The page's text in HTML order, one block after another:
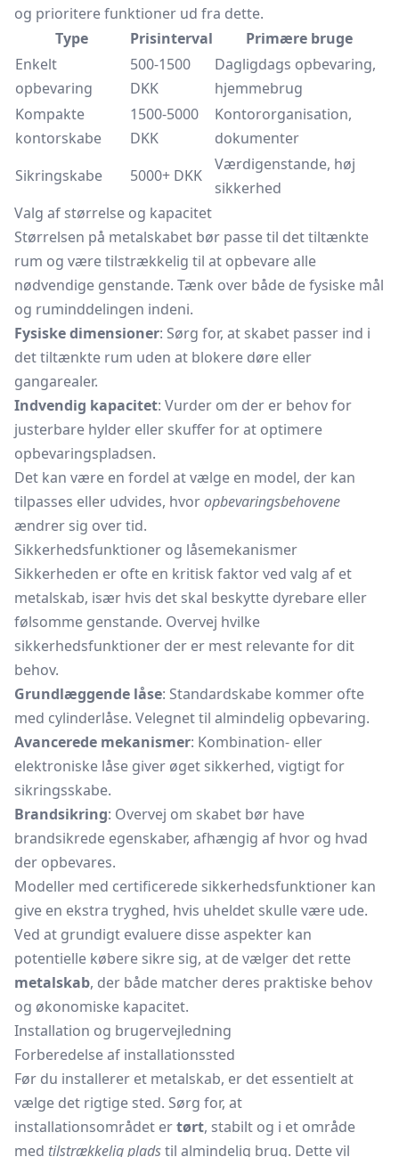
og prioritere funktioner ud fra dette.
Type
Prisinterval
Primære bruge
Enkelt
opbevaring
500-1500
DKK
Dagligdags opbevaring,
hjemmebrug
Kompakte
kontorskabe
1500-5000
DKK
Kontororganisation,
dokumenter
Sikringskabe
5000+ DKK
Værdigenstande, høj
sikkerhed
Valg af størrelse og kapacitet
Størrelsen på metalskabet bør passe til det tiltænkte
rum og være tilstrækkelig til at opbevare alle
nødvendige genstande. Tænk over både de fysiske mål
og ruminddelingen indeni.
Fysiske dimensioner: Sørg for, at skabet passer ind i
det tiltænkte rum uden at blokere døre eller
gangarealer.
Indvendig kapacitet: Vurder om der er behov for
justerbare hylder eller skuffer for at optimere
opbevaringspladsen.
Det kan være en fordel at vælge en model, der kan
tilpasses eller udvides, hvoropbevaringsbehovene
ændrer sig over tid.
Sikkerhedsfunktioner og låsemekanismer
Sikkerheden er ofte en kritisk faktor ved valg af et
metalskab, især hvis det skal beskytte dyrebare eller
følsomme genstande. Overvej hvilke
sikkerhedsfunktioner der er mest relevante for dit
behov.
Grundlæggende låse: Standardskabe kommer ofte
med cylinderlåse. Velegnet til almindelig opbevaring.
Avancerede mekanismer: Kombination- eller
elektroniske låse giver øget sikkerhed, vigtigt for
sikringsskabe.
Brandsikring: Overvej om skabet bør have
brandsikrede egenskaber, afhængig af hvor og hvad
der opbevares.
Modeller med certificerede sikkerhedsfunktioner kan
give en ekstra tryghed, hvis uheldet skulle være ude.
Ved at grundigt evaluere disse aspekter kan
potentielle købere sikre sig, at de vælger det rette
metalskab, der både matcher deres praktiske behov
og økonomiske kapacitet.
Installation og brugervejledning
Forberedelse af installationssted
Før du installerer et metalskab, er det essentielt at
vælge det rigtige sted. Sørg for, at
installationsområdet ertørt, stabilt og i et område
med tilstrækkelig pladstil almindelig brug. Dette vil